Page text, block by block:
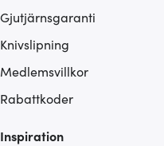
Gjutjärnsgaranti
Knivslipning
Medlemsvillkor
Rabattkoder
Inspiration